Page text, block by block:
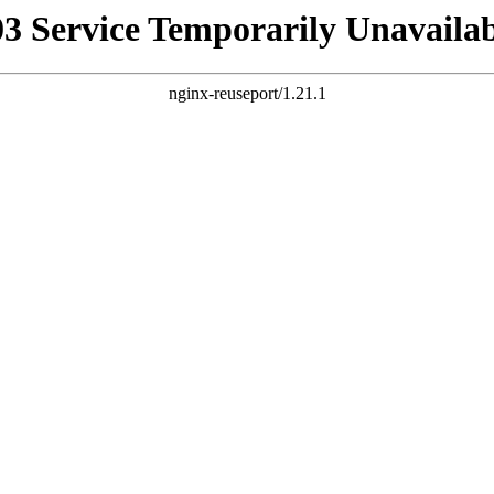
Service Temporarily
nginx-reuseport/1.21.1